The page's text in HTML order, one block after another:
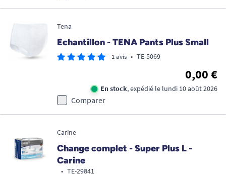
Tena
Echantillon - TENA Pants Plus Small
1 avis • TE-5069
0,00 €
En stock, expédié le lundi 10 août 2026
Comparer
Carine
Change complet - Super Plus L -
Carine
• TE-29841